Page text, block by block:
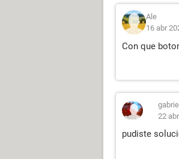
Ale
16 abr
Con que
22
pudiste